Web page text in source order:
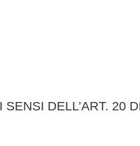
DELL’ART. 20